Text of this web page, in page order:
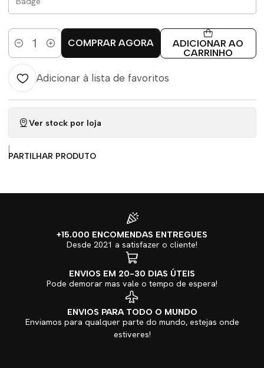
Quantidade
ADICIONAR AO
CARRINHO
COMPRAR AGORA
Adicionar à lista de favoritos
Ver stock por loja
|
PARTILHAR PRODUTO
+15.000 ENCOMENDAS ENTREGUES
Desde 2021 a satisfazer o cliente!
ENVIOS EM 20-30 DIAS ÚTEIS
Pode demorar mas vale o tempo de espera!
ENVIOS PARA TODO O MUNDO
Enviamos para qualquer parte do mundo, estejas onde
estiveres!